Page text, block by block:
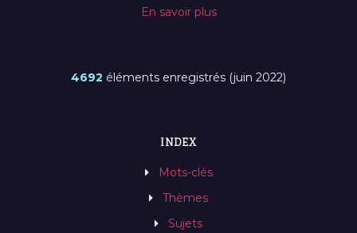
En savoir plus
4692 éléments enregistrés (juin 2022)
INDEX
Mots-clés
Thèmes
Sujets